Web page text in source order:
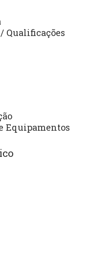
Qualificações
Equipamentos